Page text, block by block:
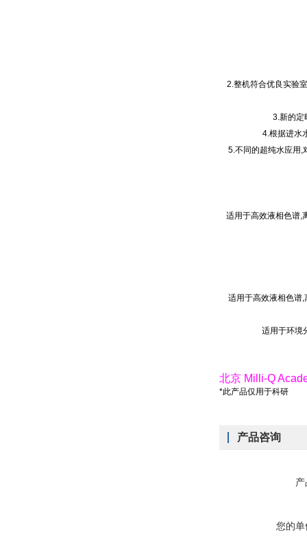
2.整机符合优良实验
3.新的定
4.根据进水
5.不同的超纯水应用,
适用于高效液相色谱,
适用于高效液相色谱
适用于环境
北京 Milli-Q
*此产品仅用于科研
产品咨询
您的单